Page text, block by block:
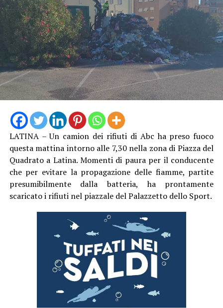
LATINA – Un camion dei rifiuti di Abc ha preso fuoco
questa mattina intorno alle 7,30 nella zona di Piazza del
Quadrato a Latina. Momenti di paura per il conducente
che per evitare la propagazione delle fiamme, partite
presumibilmente dalla batteria, ha prontamente
scaricato i rifiuti nel piazzale del Palazzetto dello Sport.